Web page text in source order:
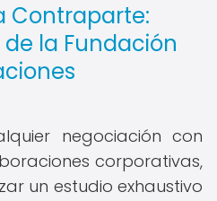
Contraparte:
de la Fundación
negociación con
corporativas,
un estudio exhaustivo